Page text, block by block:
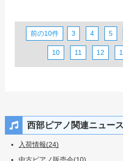
前の10件 3 4 5
10 11 12
西部ピアノ関連ニュース
入荷情報(24)